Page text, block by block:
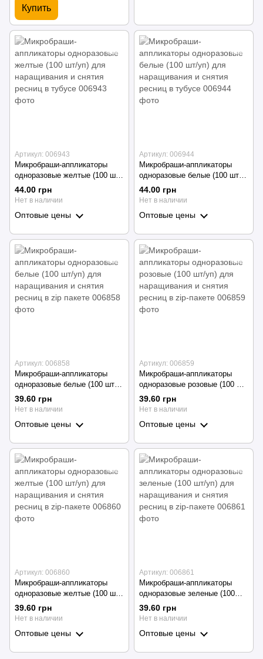
Купить
Артикул: 006943
Микробраши-аппликаторы
одноразовые желтые (100 шт/
уп) для наращивания и снятия
ресниц в тубусе
44.00 грн
Нет в наличии
Оптовые цены
Артикул: 006944
Микробраши-аппликаторы
одноразовые белые (100 шт/
уп) для наращивания и снятия
ресниц в тубусе
44.00 грн
Нет в наличии
Оптовые цены
Артикул: 006858
Микробраши-аппликаторы
одноразовые белые (100 шт/
уп) для наращивания и снятия
ресниц в zip пакете
39.60 грн
Нет в наличии
Оптовые цены
Артикул: 006859
Микробраши-аппликаторы
одноразовые розовые (100 шт/
уп) для наращивания и снятия
ресниц в zip-пакете
39.60 грн
Нет в наличии
Оптовые цены
Артикул: 006860
Микробраши-аппликаторы
одноразовые желтые (100 шт/
уп) для наращивания и снятия
ресниц в zip-пакете
39.60 грн
Нет в наличии
Оптовые цены
Артикул: 006861
Микробраши-аппликаторы
одноразовые зеленые (100
шт/уп) для наращивания и
снятия ресниц в zip-пакете
39.60 грн
Нет в наличии
Оптовые цены